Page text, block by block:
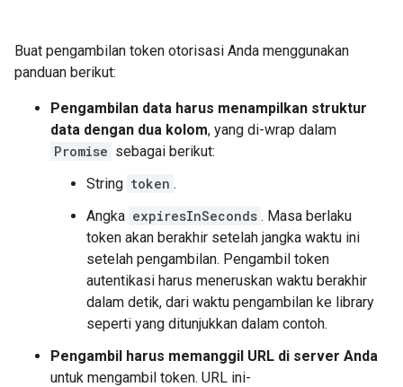
Buat pengambilan token otorisasi Anda menggunakan
panduan berikut:
Pengambilan data harus menampilkan struktur
data dengan dua kolom, yang di-wrap dalam
Promise sebagai berikut:
String token .
Angka expiresInSeconds . Masa berlaku
token akan berakhir setelah jangka waktu ini
setelah pengambilan. Pengambil token
autentikasi harus meneruskan waktu berakhir
dalam detik, dari waktu pengambilan ke library
seperti yang ditunjukkan dalam contoh.
Pengambil harus memanggil URL di server Anda
untuk mengambil token. URL ini-